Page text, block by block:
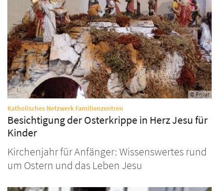
© Privat
Katholisches Netzwerk Familienzentren
Besichtigung der Osterkrippe in Herz Jesu für
Kinder
Kirchenjahr für Anfänger: Wissenswertes rund
um Ostern und das Leben Jesu